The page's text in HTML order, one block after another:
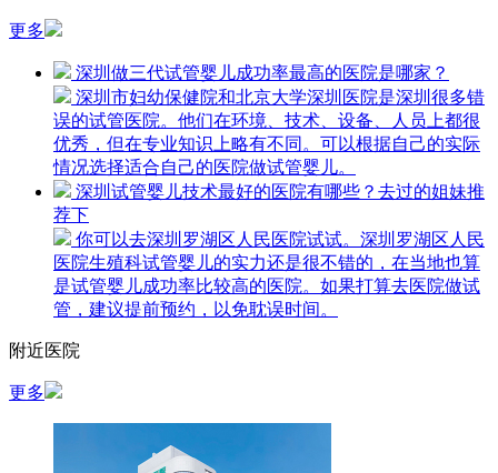
更多
深圳做三代试管婴儿成功率最高的医院是哪家？
深圳市妇幼保健院和北京大学深圳医院是深圳很多错
误的试管医院。他们在环境、技术、设备、人员上都很
优秀，但在专业知识上略有不同。可以根据自己的实际
情况选择适合自己的医院做试管婴儿。
深圳试管婴儿技术最好的医院有哪些？去过的姐妹推
荐下
你可以去深圳罗湖区人民医院试试。深圳罗湖区人民
医院生殖科试管婴儿的实力还是很不错的，在当地也算
是试管婴儿成功率比较高的医院。如果打算去医院做试
管，建议提前预约，以免耽误时间。
附近医院
更多